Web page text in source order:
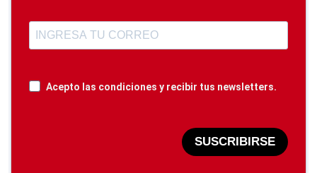
Acepto las condiciones y recibir tus newsletters.
SUSCRIBIRSE